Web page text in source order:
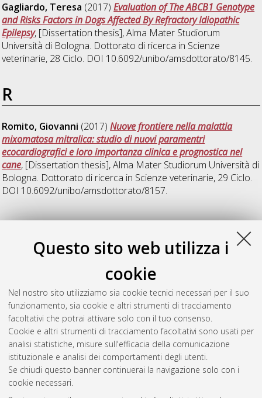
Questo sito web utilizza i
cookie
Nel nostro sito utilizziamo sia cookie tecnici necessari per il suo
funzionamento, sia cookie e altri strumenti di tracciamento
facoltativi che potrai attivare solo con il tuo consenso.
Cookie e altri strumenti di tracciamento facoltativi sono usati per
analisi statistiche, misure sull'efficacia della comunicazione
istituzionale e analisi dei comportamenti degli utenti.
Se chiudi questo banner continuerai la navigazione solo con i
cookie necessari.
Gagliardo, Teresa (2017)Evaluation of The ABCB1 Genotype
and Risks Factors in Dogs Affected By Refractory Idiopathic
Epilepsy, [Dissertation thesis], Alma Mater Studiorum
Università di Bologna. Dottorato di ricerca in Scienze
veterinarie, 28 Ciclo. DOI 10.6092/unibo/amsdottorato/8145.
R
Romito, Giovanni (2017)Nuove frontiere nella malattia
mixomatosa mitralica: studio di nuovi paramentri
ecocardiografici e loro importanza clinica e prognostica nel
cane, [Dissertation thesis], Alma Mater Studiorum Università di
Bologna. Dottorato di ricerca in Scienze veterinarie, 29 Ciclo.
DOI 10.6092/unibo/amsdottorato/8157.
S
Scacco, Gianluca (2017) Lo strabismo bilaterale convergente
con esoftalmo: studio clinico preliminare
Alma Mater Studiorum Università di Bologna. Dottorato di
ricerca inScienze veterinarie , 28 Ciclo. DOI
10.6092/unibo/amsdottorato/8139.
Questa lista e' stata generata ilSun Aug 9 20:39:09 2026
Atom